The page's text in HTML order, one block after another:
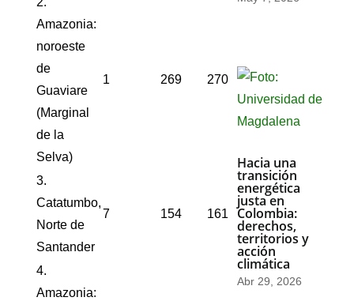
Amazonia:
noroeste
de
Guaviare
(Marginal
de la
Selva)
1 269 270
3.
Catatumbo,
Norte de
Santander
7 154 161
4.
Amazonia:
Hacia una
transición
energética
justa en
Colombia:
derechos,
territorios y
acción
climática
Abr 29, 2026